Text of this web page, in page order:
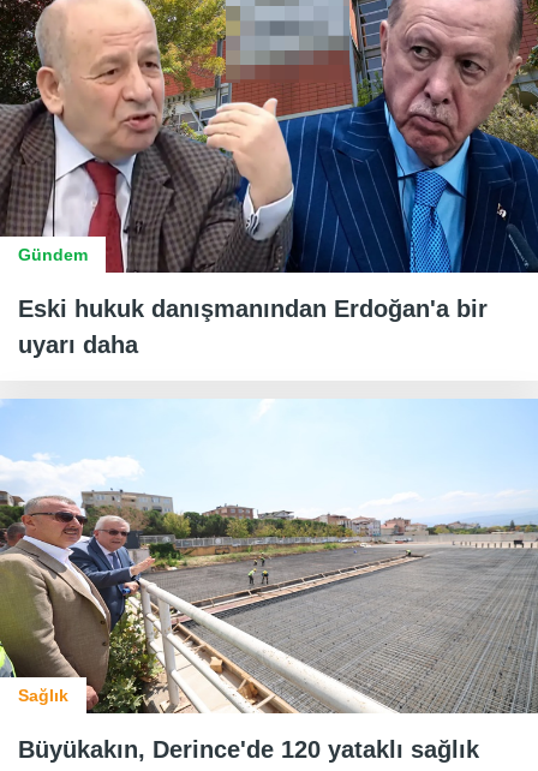
Gündem
Eski hukuk danışmanından Erdoğan'a bir
uyarı daha
Sağlık
Büyükakın, Derince'de 120 yataklı sağlık